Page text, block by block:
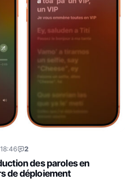
2
des paroles en
de déploiement